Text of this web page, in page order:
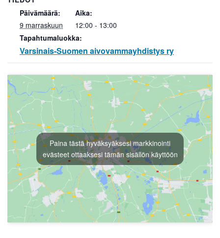
Päivämäärä:
9 marraskuun
Aika:
12:00 - 13:00
Tapahtumaluokka:
Varsinais-Suomen aivovammayhdistys ry
Paina tästä hyväksyäksesi markkinointi
evästeet ottaaksesi tämän sisällön käyttöön